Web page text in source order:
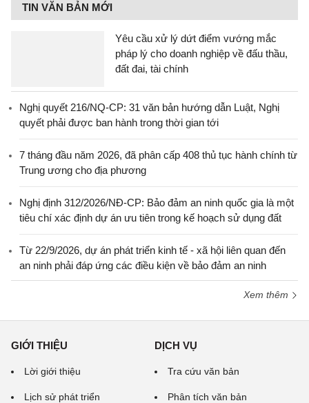
TIN VĂN BẢN MỚI
Yêu cầu xử lý dứt điểm vướng mắc
pháp lý cho doanh nghiệp về đấu thầu,
đất đai, tài chính
Nghị quyết 216/NQ-CP: 31 văn bản hướng dẫn Luật, Nghị
quyết phải được ban hành trong thời gian tới
7 tháng đầu năm 2026, đã phân cấp 408 thủ tục hành chính từ
Trung ương cho địa phương
Nghị định 312/2026/NĐ-CP: Bảo đảm an ninh quốc gia là một
tiêu chí xác định dự án ưu tiên trong kế hoạch sử dụng đất
Từ 22/9/2026, dự án phát triển kinh tế - xã hội liên quan đến
an ninh phải đáp ứng các điều kiện về bảo đảm an ninh
Xem thêm
GIỚI THIỆU
Lời giới thiệu
Lịch sử phát triển
DỊCH VỤ
Tra cứu văn bản
Phân tích văn bản